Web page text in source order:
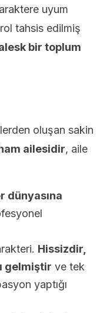
uyum
tahsis edilmiş
bir toplum
oluşan sakin
ailesidir, aile
dünyasına
Hissizdir,
gelmiştir ve tek
yaptığı